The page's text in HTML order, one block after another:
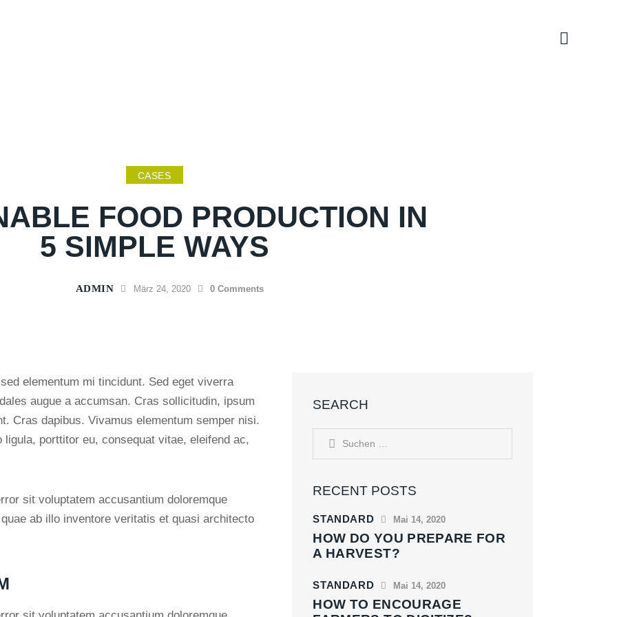
CASES
FOOD PRODUCTION IN
5 SIMPLE WAYS
ADMIN März 24, 2020 0 Comments
augue a accumsan. Cras sollicitudin, ipsum
Cras dapibus. Vivamus elementum semper nisi.
porttitor eu, consequat vitae, eleifend ac,
sit voluptatem accusantium doloremque
ab illo inventore veritatis et quasi architecto
SEARCH
RECENT POSTS
STANDARD Mai 14, 2020
HOW DO YOU PREPARE FOR
A HARVEST?
STANDARD Mai 14, 2020
HOW TO ENCOURAGE